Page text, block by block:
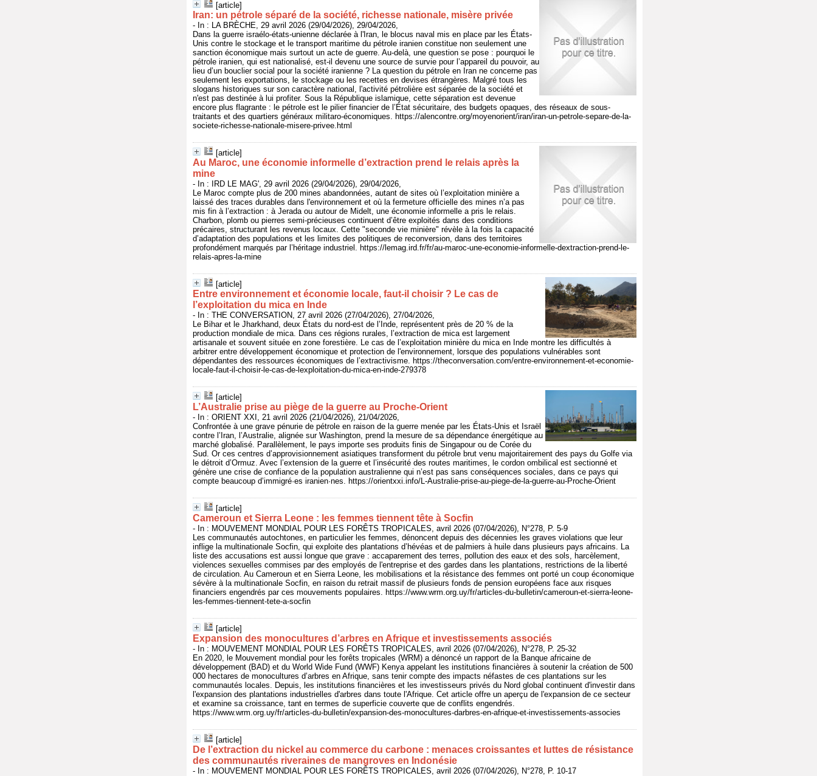
[article]
Iran: un pétrole séparé de la société, richesse nationale, misère privée
- In : LA BRÈCHE, 29 avril 2026 (29/04/2026), 29/04/2026,
Dans la guerre israélo-états-unienne déclarée à l'Iran, le blocus naval mis en place par les États-
Unis contre le stockage et le transport maritime du pétrole iranien constitue non seulement une
sanction économique mais surtout un acte de guerre. Au-delà, une question se pose : pourquoi le
pétrole iranien, qui est nationalisé, est-il devenu une source de survie pour l’appareil du pouvoir, au
lieu d’un bouclier social pour la société iranienne ? La question du pétrole en Iran ne concerne pas
seulement les exportations, le stockage ou les recettes en devises étrangères. Malgré tous les
slogans historiques sur son caractère national, l'activité pétrolière est séparée de la société et
n'est pas destinée à lui profiter. Sous la République islamique, cette séparation est devenue
encore plus flagrante : le pétrole est le pilier financier de l’État sécuritaire, des budgets opaques, des réseaux de sous-
traitants et des quartiers généraux militaro-économiques. https://alencontre.org/moyenorient/iran/iran-un-petrole-separe-de-la-
societe-richesse-nationale-misere-privee.html
[article]
Au Maroc, une économie informelle d’extraction prend le relais après la
mine
- In : IRD LE MAG', 29 avril 2026 (29/04/2026), 29/04/2026,
Le Maroc compte plus de 200 mines abandonnées, autant de sites où l’exploitation minière a
laissé des traces durables dans l'environnement et où la fermeture officielle des mines n’a pas
mis fin à l’extraction : à Jerada ou autour de Midelt, une économie informelle a pris le relais.
Charbon, plomb ou pierres semi-précieuses continuent d’être exploités dans des conditions
précaires, structurant les revenus locaux. Cette "seconde vie minière" révèle à la fois la capacité
d’adaptation des populations et les limites des politiques de reconversion, dans des territoires
profondément marqués par l’héritage industriel. https://lemag.ird.fr/fr/au-maroc-une-economie-informelle-dextraction-prend-le-
relais-apres-la-mine
[article]
Entre environnement et économie locale, faut‑il choisir ? Le cas de
l’exploitation du mica en Inde
- In : THE CONVERSATION, 27 avril 2026 (27/04/2026), 27/04/2026,
Le Bihar et le Jharkhand, deux États du nord-est de l’Inde, représentent près de 20 % de la
production mondiale de mica. Dans ces régions rurales, l’extraction de mica est largement
artisanale et souvent située en zone forestière. Le cas de l’exploitation minière du mica en Inde montre les difficultés à
arbitrer entre développement économique et protection de l'environnement, lorsque des populations vulnérables sont
dépendantes des ressources économiques de l’extractivisme. https://theconversation.com/entre-environnement-et-economie-
locale-faut-il-choisir-le-cas-de-lexploitation-du-mica-en-inde-279378
[article]
L’Australie prise au piège de la guerre au Proche-Orient
- In : ORIENT XXI, 21 avril 2026 (21/04/2026), 21/04/2026,
Confrontée à une grave pénurie de pétrole en raison de la guerre menée par les États-Unis et Israël
contre l’Iran, l’Australie, alignée sur Washington, prend la mesure de sa dépendance énergétique au
marché globalisé. Parallèlement, le pays importe ses produits finis de Singapour ou de Corée du
Sud. Or ces centres d’approvisionnement asiatiques transforment du pétrole brut venu majoritairement des pays du Golfe via
le détroit d’Ormuz. Avec l’extension de la guerre et l’insécurité des routes maritimes, le cordon ombilical est sectionné et
génère une crise de confiance de la population australienne qui n’est pas sans conséquences sociales, dans ce pays qui
compte beaucoup d’immigré·es iranien·nes. https://orientxxi.info/L-Australie-prise-au-piege-de-la-guerre-au-Proche-Orient
[article]
Cameroun et Sierra Leone : les femmes tiennent tête à Socfin
- In : MOUVEMENT MONDIAL POUR LES FORÊTS TROPICALES, avril 2026 (07/04/2026), N°278, P. 5-9
Les communautés autochtones, en particulier les femmes, dénoncent depuis des décennies les graves violations que leur
inflige la multinationale Socfin, qui exploite des plantations d’hévéas et de palmiers à huile dans plusieurs pays africains. La
liste des accusations est aussi longue que grave : accaparement des terres, pollution des eaux et des sols, harcèlement,
violences sexuelles commises par des employés de l'entreprise et des gardes dans les plantations, restrictions de la liberté
de circulation. Au Cameroun et en Sierra Leone, les mobilisations et la résistance des femmes ont porté un coup économique
sévère à la multinationale Socfin, en raison du retrait massif de plusieurs fonds de pension européens face aux risques
financiers engendrés par ces mouvements populaires. https://www.wrm.org.uy/fr/articles-du-bulletin/cameroun-et-sierra-leone-
les-femmes-tiennent-tete-a-socfin
[article]
Expansion des monocultures d’arbres en Afrique et investissements associés
- In : MOUVEMENT MONDIAL POUR LES FORÊTS TROPICALES, avril 2026 (07/04/2026), N°278, P. 25-32
En 2020, le Mouvement mondial pour les forêts tropicales (WRM) a dénoncé un rapport de la Banque africaine de
développement (BAD) et du World Wide Fund (WWF) Kenya appelant les institutions financières à soutenir la création de 500
000 hectares de monocultures d’arbres en Afrique, sans tenir compte des impacts néfastes de ces plantations sur les
communautés locales. Depuis, les institutions financières et les investisseurs privés du Nord global continuent d'investir dans
l'expansion des plantations industrielles d'arbres dans toute l'Afrique. Cet article offre un aperçu de l'expansion de ce secteur
et examine sa croissance, tant en termes de superficie couverte que de conflits engendrés.
https://www.wrm.org.uy/fr/articles-du-bulletin/expansion-des-monocultures-darbres-en-afrique-et-investissements-associes
[article]
De l’extraction du nickel au commerce du carbone : menaces croissantes et luttes de résistance
des communautés riveraines de mangroves en Indonésie
- In : MOUVEMENT MONDIAL POUR LES FORÊTS TROPICALES, avril 2026 (07/04/2026), N°278, P. 10-17